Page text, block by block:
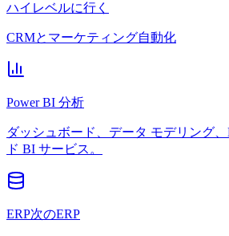
ハイレベルに行く
CRMとマーケティング自動化
Power BI 分析
ダッシュボード、データ モデリング
ド BI サービス。
ERP次のERP